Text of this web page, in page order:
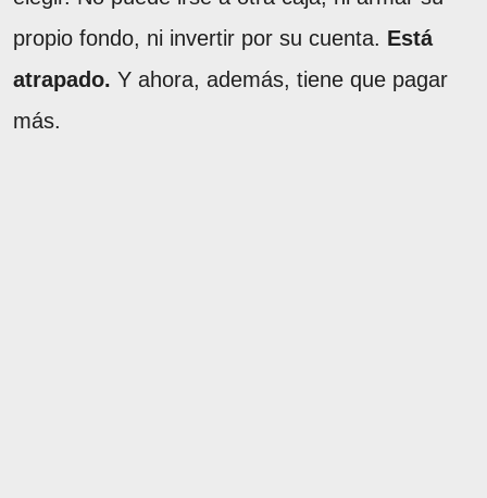
propio fondo, ni invertir por su cuenta. Está
atrapado. Y ahora, además, tiene que pagar
más.